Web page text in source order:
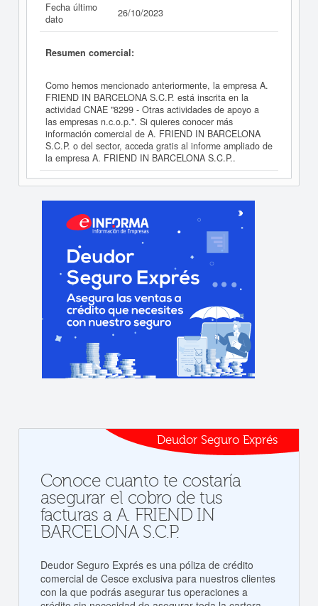
Fecha último
dato
26/10/2023
Resumen comercial:
Como hemos mencionado anteriormente, la empresa A.
FRIEND IN BARCELONA S.C.P. está inscrita en la
actividad CNAE "8299 - Otras actividades de apoyo a
las empresas n.c.o.p.". Si quieres conocer más
información comercial de A. FRIEND IN BARCELONA
S.C.P. o del sector, acceda gratis al informe ampliado de
la empresa A. FRIEND IN BARCELONA S.C.P..
Deudor Seguro Exprés
Conoce cuanto te costaría
asegurar el cobro de tus
facturas a A. FRIEND IN
BARCELONA S.C.P.
Deudor Seguro Exprés es una póliza de crédito
comercial de Cesce exclusiva para nuestros clientes
con la que podrás asegurar tus operaciones a